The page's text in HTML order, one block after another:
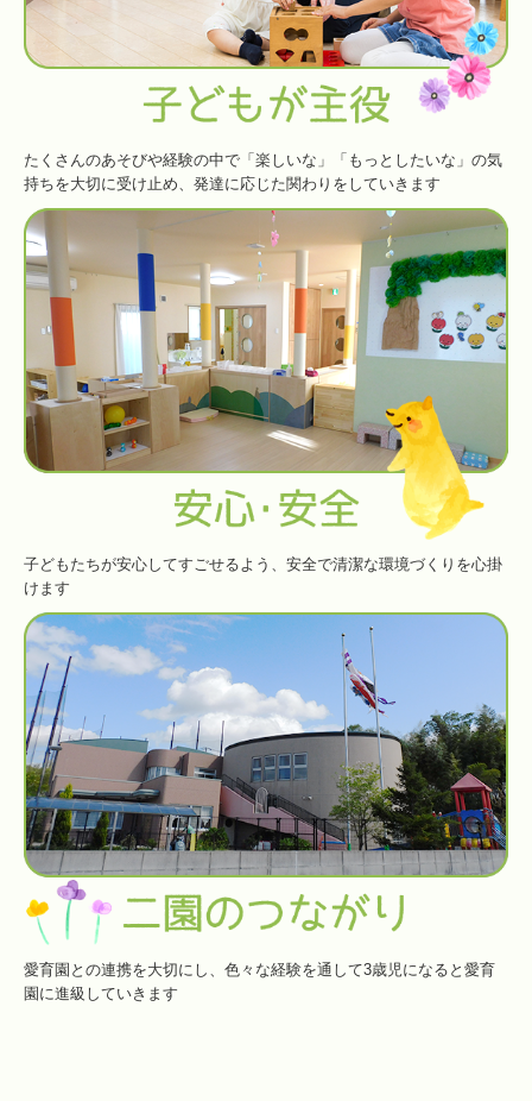
たくさんのあそびや経験の中で「楽しいな」「もっとしたいな」の気
持ちを大切に受け止め、発達に応じた関わりをしていきます
子どもたちが安心してすごせるよう、安全で清潔な環境づくりを心掛
けます
愛育園との連携を大切にし、色々な経験を通して3歳児になると愛育
園に進級していきます